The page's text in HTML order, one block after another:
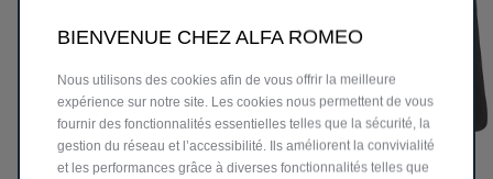
BIENVENUE CHEZ ALFA ROMEO
Nous utilisons des cookies afin de vous offrir la meilleure
expérience sur notre site. Les cookies nous permettent de vous
fournir des fonctionnalités essentielles telles que la sécurité, la
gestion du réseau et l’accessibilité. Ils améliorent la convivialité
et les performances grâce à diverses fonctionnalités telles que